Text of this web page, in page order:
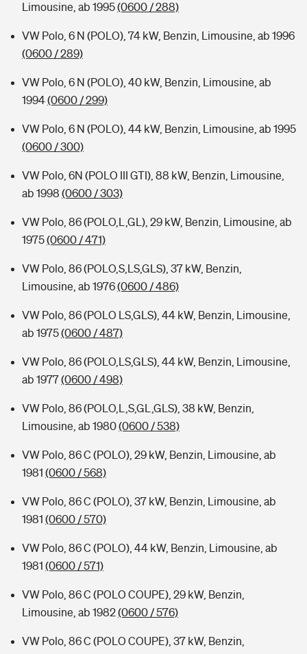
Limousine, ab 1995(0600 / 288)
VW Polo, 6 N (POLO), 74 kW, Benzin, Limousine, ab 1996
(0600 / 289)
VW Polo, 6 N (POLO), 40 kW, Benzin, Limousine, ab
1994(0600 / 299)
VW Polo, 6 N (POLO), 44 kW, Benzin, Limousine, ab 1995
(0600 / 300)
VW Polo, 6N (POLO III GTI), 88 kW, Benzin, Limousine,
ab 1998 (0600 / 303)
VW Polo, 86 (POLO,L,GL), 29 kW, Benzin, Limousine, ab
1975(0600 / 471)
VW Polo, 86 (POLO,S,LS,GLS), 37 kW, Benzin,
Limousine, ab 1976(0600 / 486)
VW Polo, 86 (POLO LS,GLS), 44 kW, Benzin, Limousine,
ab 1975(0600 / 487)
VW Polo, 86 (POLO,LS,GLS), 44 kW, Benzin, Limousine,
ab 1977(0600 / 498)
VW Polo, 86 (POLO,L,S,GL,GLS), 38 kW, Benzin,
Limousine, ab 1980(0600 / 538)
VW Polo, 86 C (POLO), 29 kW, Benzin, Limousine, ab
1981 (0600 / 568)
VW Polo, 86 C (POLO), 37 kW, Benzin, Limousine, ab
1981 (0600 / 570)
VW Polo, 86 C (POLO), 44 kW, Benzin, Limousine, ab
1981 (0600 / 571)
VW Polo, 86 C (POLO COUPE), 29 kW, Benzin,
Limousine, ab 1982(0600 / 576)
VW Polo, 86 C (POLO COUPE), 37 kW, Benzin,